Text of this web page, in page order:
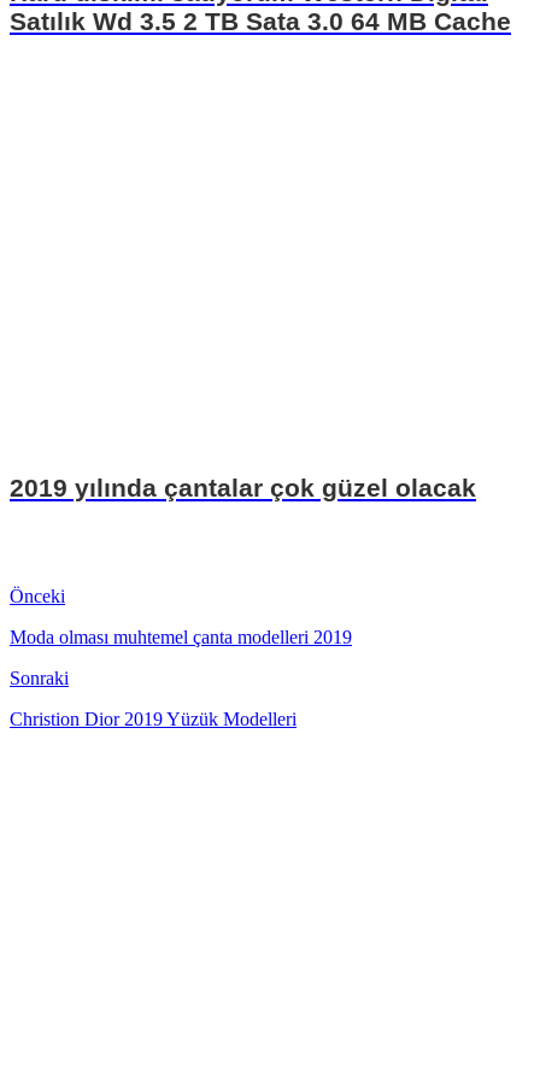
Satılık Wd 3.5 2 TB Sata 3.0 64 MB Cache
2019 yılında çantalar çok güzel olacak
Önceki
Moda olması muhtemel çanta modelleri 2019
Sonraki
Christion Dior 2019 Yüzük Modelleri